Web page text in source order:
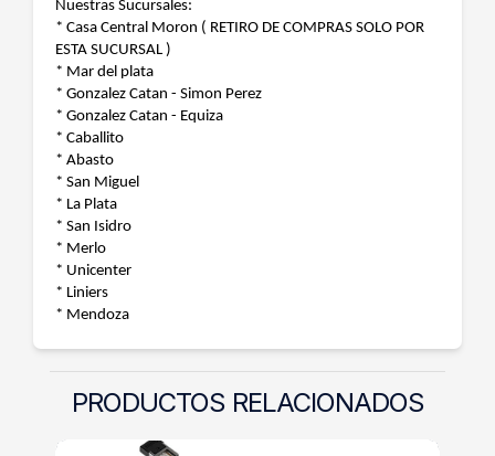
Nuestras Sucursales:
* Casa Central Moron ( RETIRO DE COMPRAS SOLO POR
ESTA SUCURSAL )
* Mar del plata
* Gonzalez Catan - Simon Perez
* Gonzalez Catan - Equiza
* Caballito
* Abasto
* San Miguel
* La Plata
* San Isidro
* Merlo
* Unicenter
* Liniers
* Mendoza
PRODUCTOS RELACIONADOS